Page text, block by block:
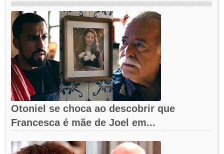
Otoniel se choca ao descobrir que
Francesca é mãe de Joel em...